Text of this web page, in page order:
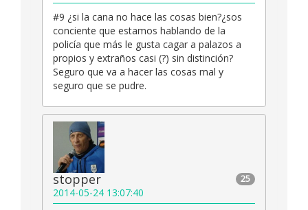
#9 ¿si la cana no hace las cosas bien?¿sos
conciente que estamos hablando de la
policía que más le gusta cagar a palazos a
propios y extraños casi (?) sin distinción?
Seguro que va a hacer las cosas mal y
seguro que se pudre.
25
stopper
2014-05-24 13:07:40